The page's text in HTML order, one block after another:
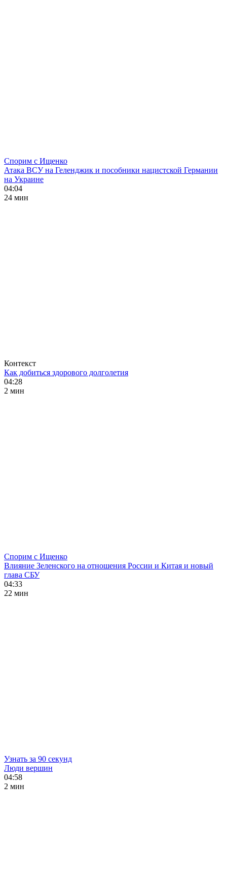
Спорим с Ищенко
Атака ВСУ на Геленджик и пособники нацистской Германии
на Украине
04:04
24 мин
Контекст
Как добиться здорового долголетия
04:28
2 мин
Спорим с Ищенко
Влияние Зеленского на отношения России и Китая и новый
глава СБУ
04:33
22 мин
Узнать за 90 секунд
Люди вершин
04:58
2 мин